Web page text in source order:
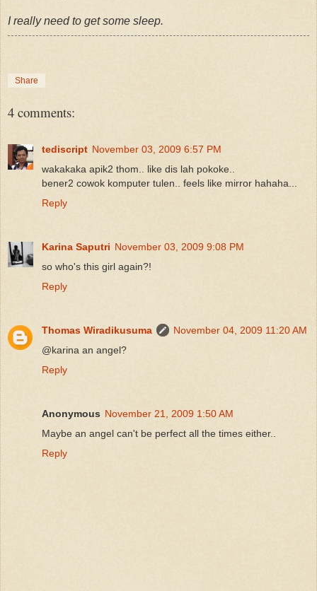
I really need to get some sleep.
Share
4 comments:
tediscript November 03, 2009 6:57 PM
wakakaka apik2 thom.. like dis lah pokoke..
bener2 cowok komputer tulen.. feels like mirror hahaha...
Reply
Karina Saputri November 03, 2009 9:08 PM
so who's this girl again?!
Reply
Thomas Wiradikusuma
November 04, 2009 11:20 AM
@karina an angel?
Reply
Anonymous November 21, 2009 1:50 AM
Maybe an angel can't be perfect all the times either..
Reply